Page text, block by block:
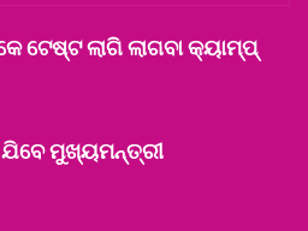
ଟେଷ୍ଟ ଲାଗି ଲାଗବା କ୍ୟାମ୍ପ୍
ମୁଖ୍ୟମନ୍ତ୍ରୀ